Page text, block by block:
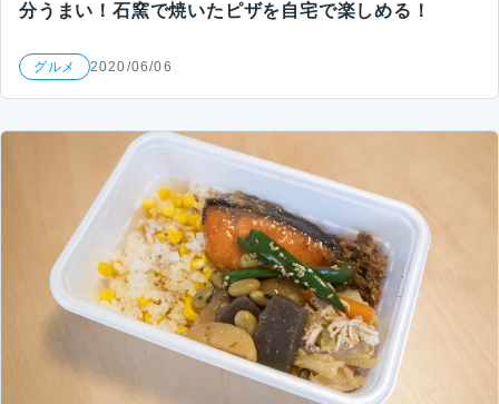
分うまい！石窯で焼いたピザを自宅で楽しめる！
グルメ 2020/06/06